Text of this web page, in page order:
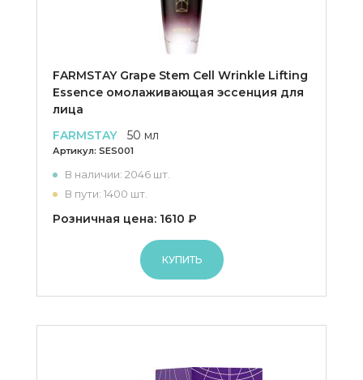
FARMSTAY Grape Stem Cell Wrinkle Lifting
Essence омолаживающая эссенция для
лица
FARMSTAY
50 мл
Артикул: SES001
В наличии: 2046 шт.
В пути: 1400 шт.
Розничная цена: 1610 ₽
КУПИТЬ